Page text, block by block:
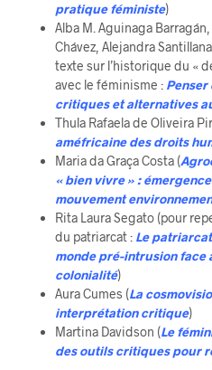
pratique féministe)
Alba M. Aguinaga
Chávez, Alejandra
texte sur l’historique du «
avec le féminisme : Penser
critiques et alternatives
Thula Rafaela de Oliveira
améfricaine des droits
Maria da Graça Costa (
« bien vivre » :
mouvement
Rita Laura Segato (pour
du patriarcat : Le
monde pré-intrusion face
colonialité)
Aura Cumes (La
interprétation critique)
Martina Davidson (Le
des outils critiques pour